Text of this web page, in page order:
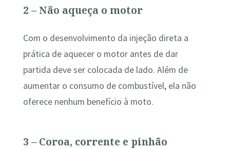
2 – Não aqueça o motor
Com o desenvolvimento da injeção direta a
prática de aquecer o motor antes de dar
partida deve ser colocada de lado. Além de
aumentar o consumo de combustível, ela não
oferece nenhum benefício à moto.
3 – Coroa, corrente e pinhão